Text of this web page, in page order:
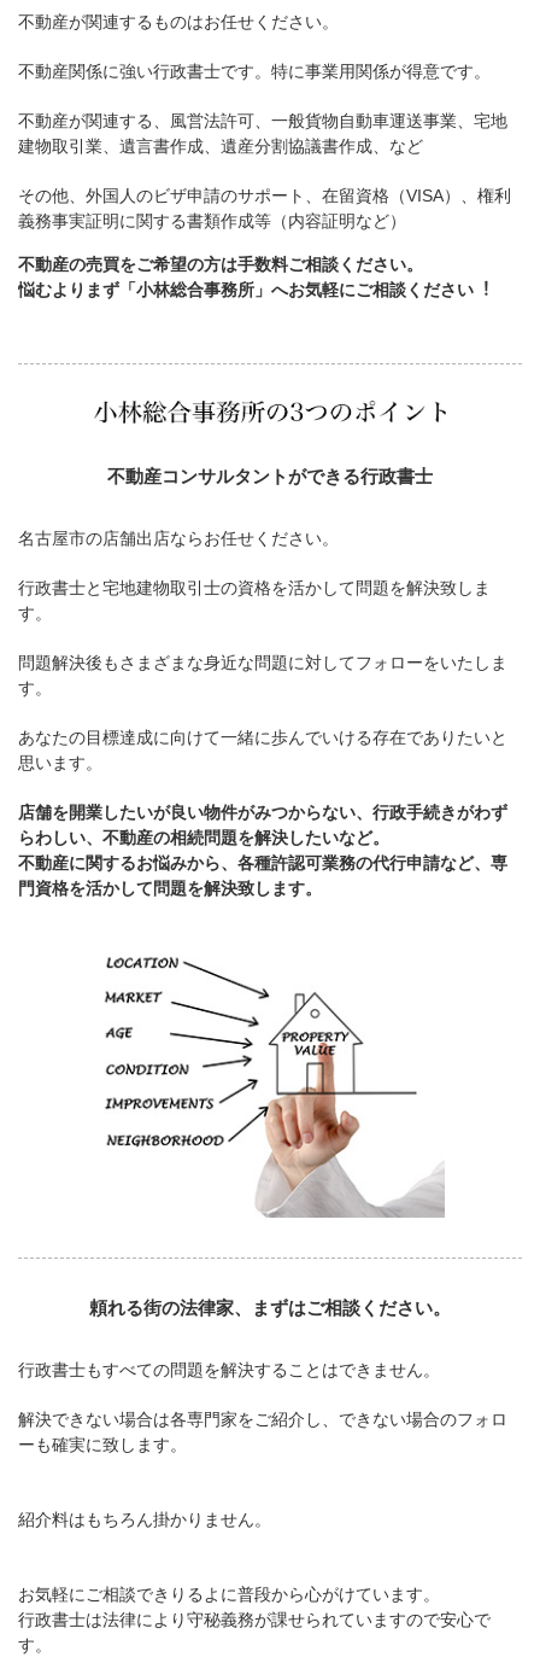
不動産が関連するものはお任せください。
不動産関係に強い行政書士です。特に事業用関係が得意です。
不動産が関連する、風営法許可、一般貨物自動車運送事業、宅地
建物取引業、遺言書作成、遺産分割協議書作成、など
その他、外国人のビザ申請のサポート、在留資格（VISA）、権利
義務事実証明に関する書類作成等（内容証明など）
不動産の売買をご希望の方は手数料ご相談ください。
悩むよりまず「小林総合事務所」へお気軽にご相談ください︕
不動産コンサルタントができる行政書士
名古屋市の店舗出店ならお任せください。
行政書士と宅地建物取引士の資格を活かして問題を解決致しま
す。
問題解決後もさまざまな身近な問題に対してフォローをいたしま
す。
あなたの目標達成に向けて一緒に歩んでいける存在でありたいと
思います。
店舗を開業したいが良い物件がみつからない、行政手続きがわず
らわしい、不動産の相続問題を解決したいなど。
不動産に関するお悩みから、各種許認可業務の代行申請など、専
門資格を活かして問題を解決致します。
頼れる街の法律家、まずはご相談ください。
行政書士もすべての問題を解決することはできません。
解決できない場合は各専門家をご紹介し、できない場合のフォロ
ーも確実に致します。
紹介料はもちろん掛かりません。
お気軽にご相談できりるよに普段から心がけています。
行政書士は法律により守秘義務が課せられていますので安心で
す。